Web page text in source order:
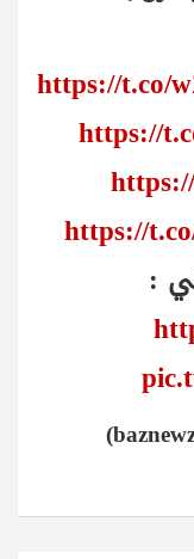
https://t.co/
https://
https://
: